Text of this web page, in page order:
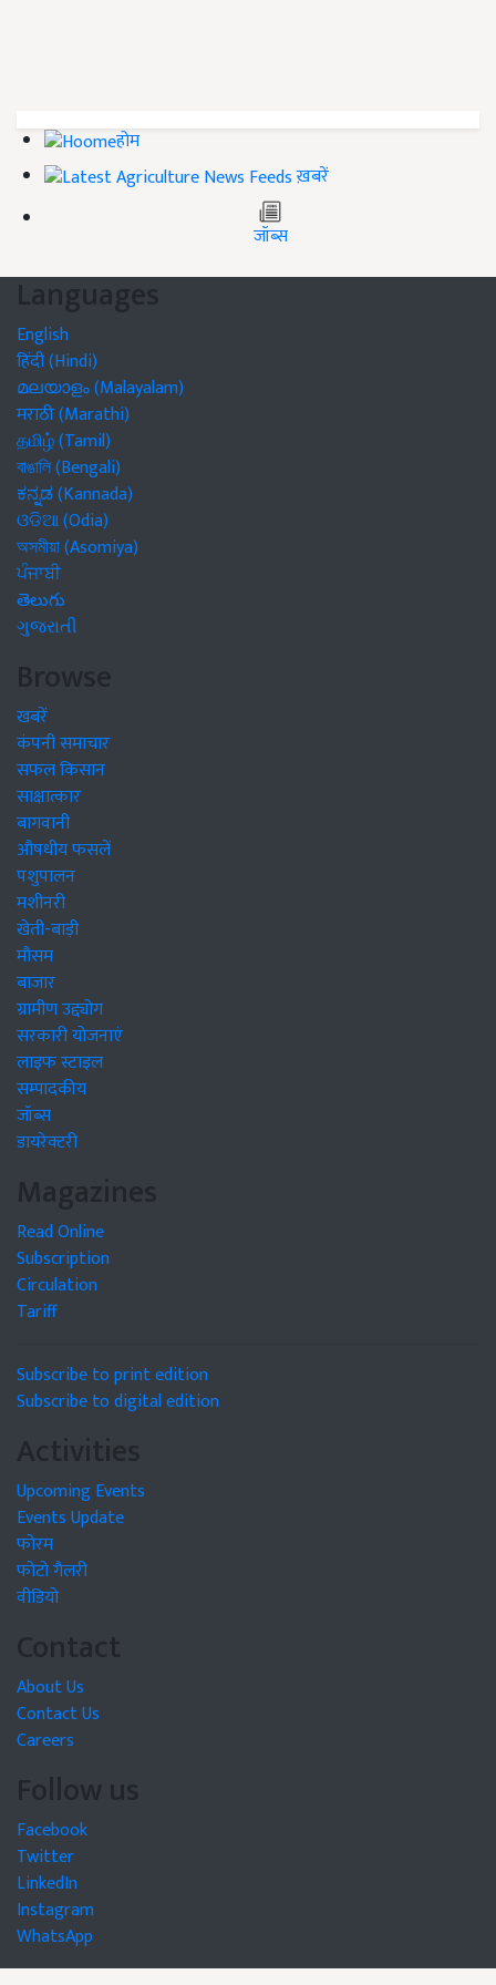
होम
ख़बरें
जॉब्स
Languages
English
हिंदी (Hindi)
മലയാളം (Malayalam)
मराठी (Marathi)
தமிழ் (Tamil)
বাঙালি (Bengali)
ಕನ್ನಡ (Kannada)
ଓଡିଆ (Odia)
অসমীয়া (Asomiya)
ਪੰਜਾਬੀ
తెలుగు
ગુજરાતી
Browse
खबरें
कंपनी समाचार
सफल किसान
साक्षात्कार
बागवानी
औषधीय फसलें
पशुपालन
मशीनरी
खेती-बाड़ी
मौसम
बाजार
ग्रामीण उद्द्योग
सरकारी योजनाएं
लाइफ स्टाइल
सम्पादकीय
जॉब्स
डायरेक्टरी
Magazines
Read Online
Subscription
Circulation
Tariff
Subscribe to print edition
Subscribe to digital edition
Activities
Upcoming Events
Events Update
फोरम
फोटो गैलरी
वीडियो
Contact
About Us
Contact Us
Careers
Follow us
Facebook
Twitter
LinkedIn
Instagram
WhatsApp